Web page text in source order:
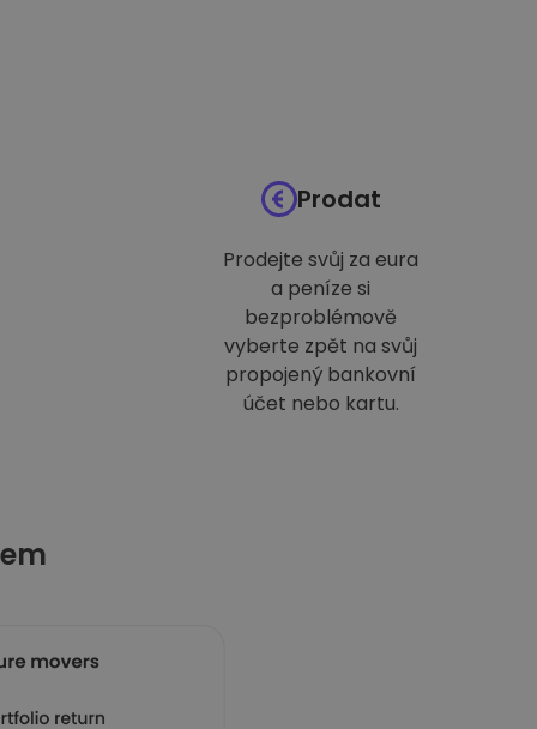
Prodat
Prodejte svůj za eura
a peníze si
bezproblémově
vyberte zpět na svůj
propojený bankovní
účet nebo kartu.